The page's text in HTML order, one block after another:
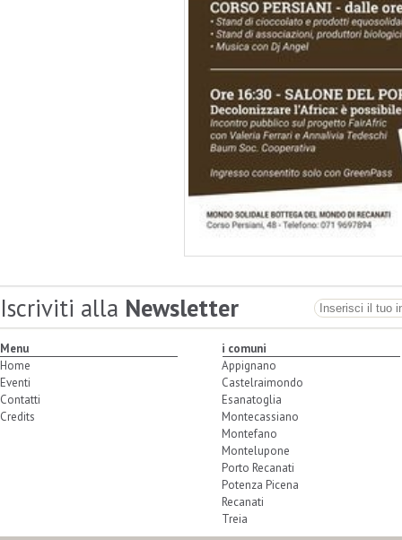
Iscriviti alla Newsletter
Menu
Home
Eventi
Contatti
Credits
i comuni
Appignano
Castelraimondo
Esanatoglia
Montecassiano
Montefano
Montelupone
Porto Recanati
Potenza Picena
Recanati
Treia